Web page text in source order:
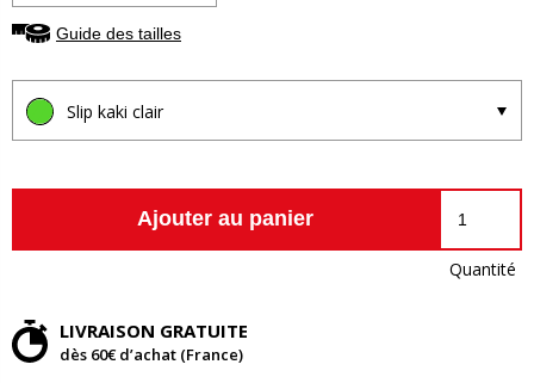
Guide des tailles
Slip kaki clair
Ajouter au panier
Quantité
LIVRAISON GRATUITE
dès 60€ d’achat (France)